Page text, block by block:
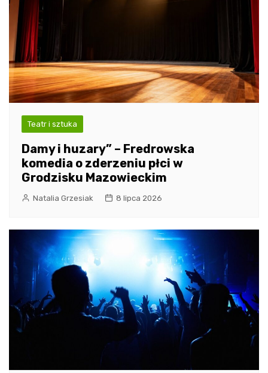
Teatr i sztuka
Damy i huzary” – Fredrowska
komedia o zderzeniu płci w
Grodzisku Mazowieckim
Natalia Grzesiak 8 lipca 2026